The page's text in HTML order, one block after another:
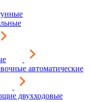
автоматические
двухходовые